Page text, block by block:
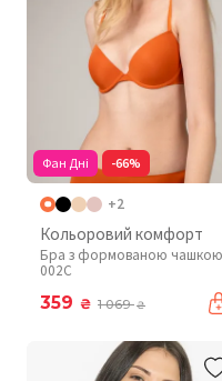
Фан Дні -66%
+2
Кольоровий комфорт
Бра з формованою чашкою
002C
359 ₴ 1 069₴